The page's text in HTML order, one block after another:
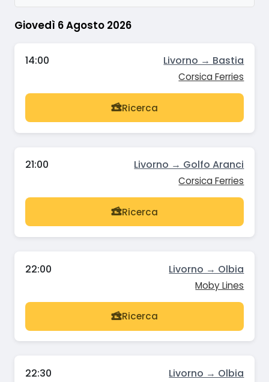
Giovedì 6 Agosto 2026
14:00 Livorno → Bastia
Corsica Ferries
Ricerca
21:00 Livorno → Golfo Aranci
Corsica Ferries
Ricerca
22:00 Livorno → Olbia
Moby Lines
Ricerca
22:30 Livorno → Olbia